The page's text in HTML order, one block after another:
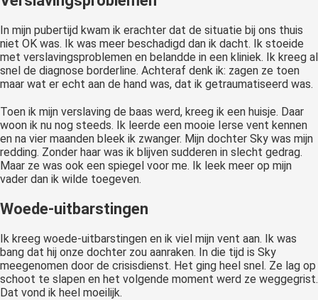
In mijn pubertijd kwam ik erachter dat de situatie bij ons thuis
niet OK was. Ik was meer beschadigd dan ik dacht. Ik stoeide
met verslavingsproblemen en belandde in een kliniek. Ik kreeg al
snel de diagnose borderline. Achteraf denk ik: zagen ze toen
maar wat er echt aan de hand was, dat ik getraumatiseerd was.
Toen ik mijn verslaving de baas werd, kreeg ik een huisje. Daar
woon ik nu nog steeds. Ik leerde een mooie Ierse vent kennen
en na vier maanden bleek ik zwanger. Mijn dochter Sky was mijn
redding. Zonder haar was ik blijven sudderen in slecht gedrag.
Maar ze was ook een spiegel voor me. Ik leek meer op mijn
vader dan ik wilde toegeven.
Woede-uitbarstingen
Ik kreeg woede-uitbarstingen en ik viel mijn vent aan. Ik was
bang dat hij onze dochter zou aanraken. In die tijd is Sky
meegenomen door de crisisdienst. Het ging heel snel. Ze lag op
schoot te slapen en het volgende moment werd ze weggegrist.
Dat vond ik heel moeilijk.